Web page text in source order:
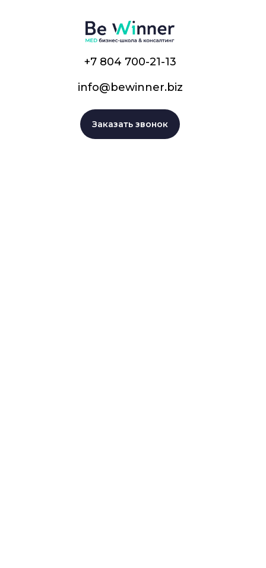
+7 804 700-21-13
info@bewinner.biz
Заказать звонок